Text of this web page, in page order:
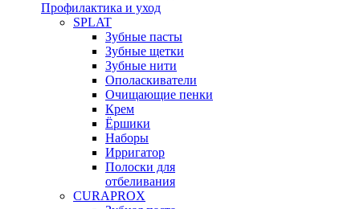
Профилактика и уход
SPLAT
Зубные пасты
Зубные щетки
Зубные нити
Ополаскиватели
Очищающие пенки
Крем
Ёршики
Наборы
Ирригатор
Полоски для
отбеливания
CURAPROX